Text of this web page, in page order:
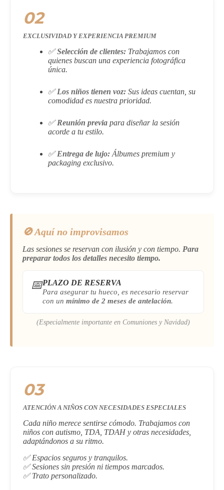
02
EXCLUSIVIDAD Y EXPERIENCIA PREMIUM
✅Selección de clientes: Trabajamos con
quienes buscan una experiencia fotográfica
única.
✅Los niños tienen voz: Sus ideas cuentan, su
comodidad es nuestra prioridad.
✅Reunión previa para diseñar la sesión
acorde a tu estilo.
✅Entrega de lujo: Álbumes premium y
packaging exclusivo.
🚫 Aquí no improvisamos
Las sesiones se reservan con ilusión y con tiempo. Para
preparar todos los detalles necesito tiempo.
📅PLAZO DE RESERVA
Para asegurar tu hueco, es necesario reservar
con un mínimo de 2 meses de antelación.
(Especialmente importante en Comuniones y Navidad)
03
ATENCIÓN A NIÑOS CON NECESIDADES ESPECIALES
Cada niño merece sentirse cómodo. Trabajamos con
niños con autismo, TDA, TDAH y otras necesidades,
adaptándonos a su ritmo.
✅ Espacios seguros y tranquilos.
✅ Sesiones sin presión ni tiempos marcados.
✅ Trato personalizado.